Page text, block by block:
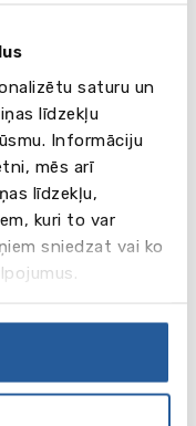
saturu un
līdzekļu
Informāciju
mēs arī
līdzekļu,
kuri to var
sniedzat vai ko
un grupu darbos.
pirms
(9.00 –